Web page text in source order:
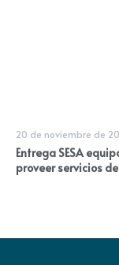
20 de noviembre de
Entrega SESA
proveer servicios